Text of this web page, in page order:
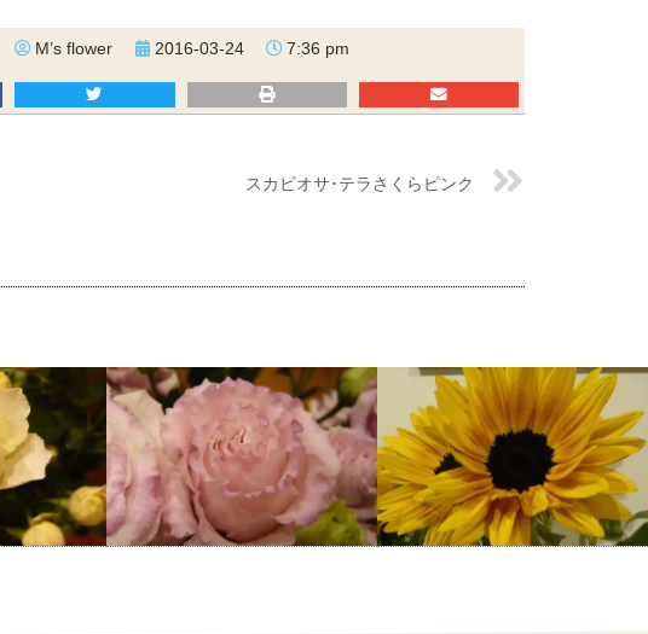
M’s flower 2016-03-24 7:36 pm
スカビオサ･テラさくらピンク